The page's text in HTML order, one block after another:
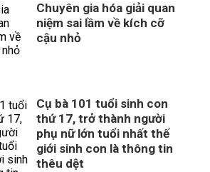
Chuyên gia hóa giải quan
niệm sai lầm về kích cỡ
cậu nhỏ
Cụ bà 101 tuổi sinh con
thứ 17, trở thành người
phụ nữ lớn tuổi nhất thế
giới sinh con là thông tin
thêu dệt